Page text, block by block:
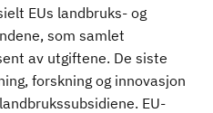
EUs landbruks- og
som samlet
av utgiftene. De siste
forskning og innovasjon
EU-